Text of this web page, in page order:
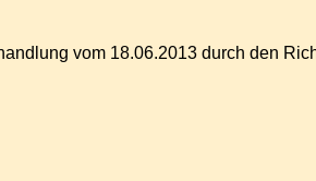
vom 18.06.2013 durch den